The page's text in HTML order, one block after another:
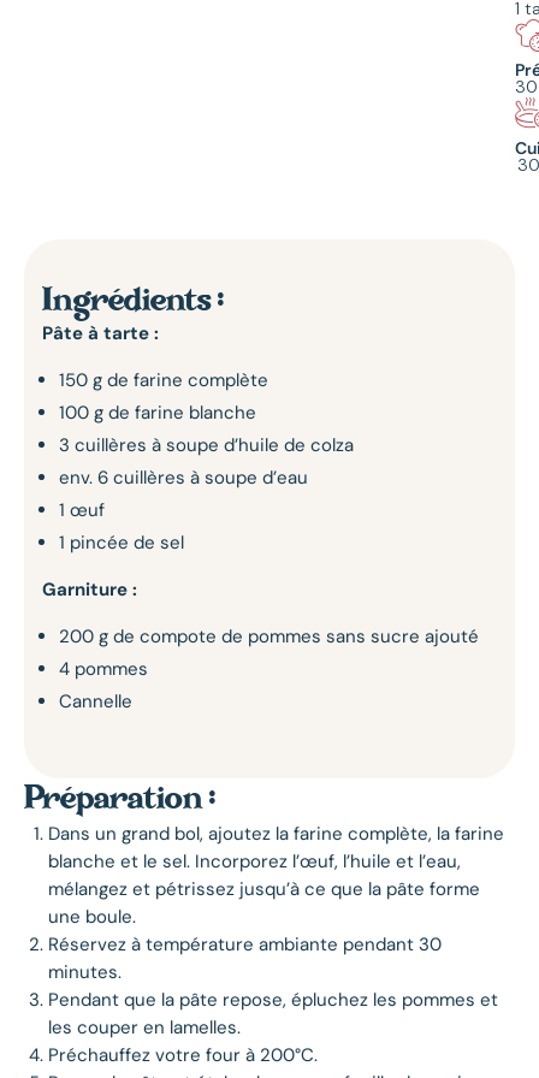
1
Ingrédients :
Pâte à tarte :
150 g de farine complète
100 g de farine blanche
3 cuillères à soupe d’huile de colza
env. 6 cuillères à soupe d’eau
1 œuf
1 pincée de sel
Garniture :
200 g de compote de pommes sans sucre ajouté
4 pommes
Cannelle
Préparation :
Dans un grand bol, ajoutez la farine complète, la farine
blanche et le sel. Incorporez l’œuf, l’huile et l’eau,
mélangez et pétrissez jusqu’à ce que la pâte forme
une boule.
Réservez à température ambiante pendant 30
minutes.
Pendant que la pâte repose, épluchez les pommes et
les couper en lamelles.
Préchauffez votre four à 200°C.